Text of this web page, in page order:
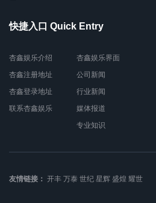
快捷入口 Quick Entry
杏鑫娱乐介绍
杏鑫注册地址
杏鑫登录地址
联系杏鑫娱乐
杏鑫娱乐界面
公司新闻
行业新闻
媒体报道
专业知识
友情链接： 开丰 万泰 世纪 星辉 盛煌 耀世